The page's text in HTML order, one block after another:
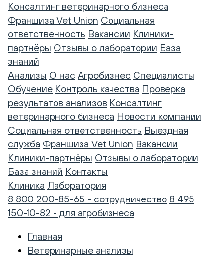
Консалтинг ветеринарного бизнеса
Франшиза Vet Union Социальная
ответственность Вакансии Клиники-
партнёры Отзывы о лаборатории База
знаний
Анализы О нас Агробизнес Специалисты
Обучение Контроль качества Проверка
результатов анализов Консалтинг
ветеринарного бизнеса Новости компании
Социальная ответственность Выездная
служба Франшиза Vet Union Вакансии
Клиники-партнёры Отзывы о лаборатории
База знаний Контакты
Клиника Лаборатория
8 800 200-85-65 - сотрудничество 8 495
150-10-82 - для агробизнеса
Главная
Ветеринарные анализы